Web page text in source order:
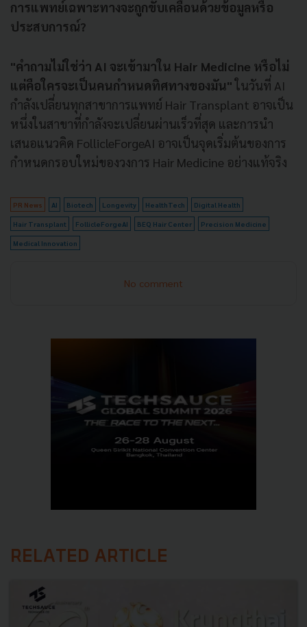
การแพทย์เฉพาะทางจะถูกขับเคลื่อนด้วยข้อมูลหรือ
ประสบการณ์?
"คำถามไม่ใช่ว่า AI จะเข้ามาใน Hair Medicine หรือไม่
แต่คือใครจะเป็นคนกำหนดทิศทางของมัน"ในวันที่ AI
กำลังเปลี่ยนทุกสาขาการแพทย์ Hair Transplant อาจเป็น
หนึ่งในสาขาที่กำลังจะเปลี่ยนผ่านเร็วที่สุด และการนำ
เสนอแนวคิด FollicleForgeAI อาจเป็นจุดเริ่มต้นของการ
กำหนดกรอบใหม่ของวงการ Hair Medicine อย่างแท้จริง
PR News AI Biotech Longevity HealthTech Digital Health
Hair Transplant FollicleForgeAI BEQ Hair Center Precision Medicine
Medical Innovation
No comment
RELATED ARTICLE